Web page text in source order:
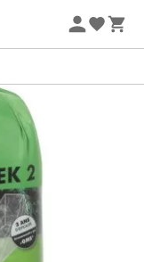
köp av 2 produkter*